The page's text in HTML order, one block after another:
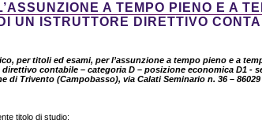
A TEMPO PIENO E A
UN ISTRUTTORE DIRETTIVO
per titoli ed esami, per l’assunzione a tempo pieno e a
contabile – categoria D – posizione economica D1 -
di Trivento (Campobasso), via Calati Seminario n. 36 –
titolo di studio: